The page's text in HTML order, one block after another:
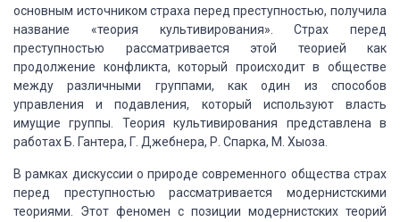
основным источником страха перед преступностью, получила
название «теория культивирования». Страх перед
преступностью рассматривается этой теорией как
продолжение конфликта, который происходит в обществе
между различными группами, как один из способов
управления и подавления, который используют власть
имущие группы. Теория культивирования представлена в
работах Б. Гантера, Г. Джебнера, Р. Спарка, М. Хыоза.
В рамках дискуссии о природе современного общества страх
перед преступностью рассматривается модернистскими
теориями. Этот феномен с позиции модернистских теорий